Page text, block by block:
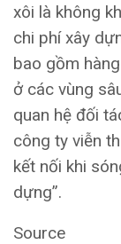
xôi là không
chi phí xây
bao gồm
ở các vùng
quan hệ đối
công ty viễn
kết nối khi
dựng”.
Source